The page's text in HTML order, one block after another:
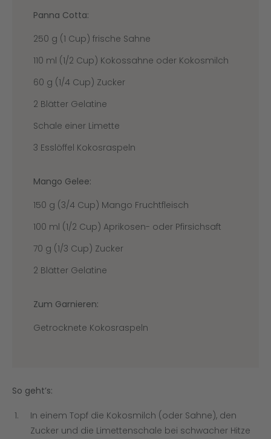
Panna Cotta:
250 g (1 Cup) frische Sahne
110 ml (1/2 Cup) Kokossahne oder Kokosmilch
60 g (1/4 Cup) Zucker
2 Blätter Gelatine
Schale einer Limette
3 Esslöffel Kokosraspeln
Mango Gelee:
150 g (3/4 Cup) Mango Fruchtfleisch
100 ml (1/2 Cup) Aprikosen- oder Pfirsichsaft
70 g (1/3 Cup) Zucker
2 Blätter Gelatine
Zum Garnieren:
Getrocknete Kokosraspeln
So geht’s:
In einem Topf die Kokosmilch (oder Sahne), den
Zucker und die Limettenschale bei schwacher Hitze